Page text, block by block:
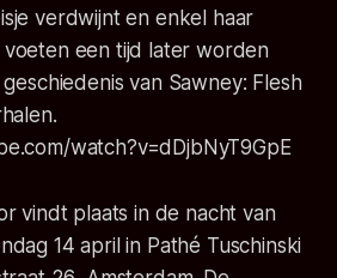
verdwijnt en enkel haar
een tijd later worden
van Sawney: Flesh
watch?v=dDjbNyT9GpE
vindt plaats in de nacht van
14 april in Pathé Tuschinski